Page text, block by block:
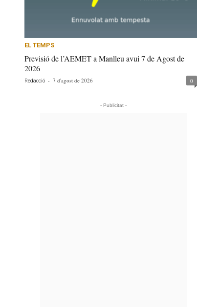
EL TEMPS
Previsió de l’AEMET a Manlleu avui 7 de Agost de
2026
Redacció - 7 d'agost de 2026 0
- Publicitat -